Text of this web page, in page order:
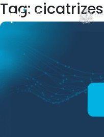
Tag: cicatrizes